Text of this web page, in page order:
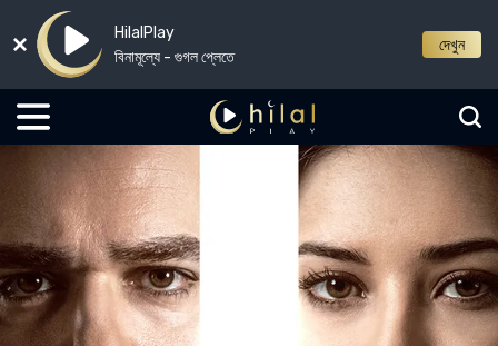
HilalPlay
বিনামূল্যে - গুগল প্লেতে
দেখুন